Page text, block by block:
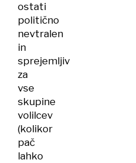
ostati
politično
nevtralen
in
sprejemljiv
za
vse
skupine
volilcev
(kolikor
pač
lahko